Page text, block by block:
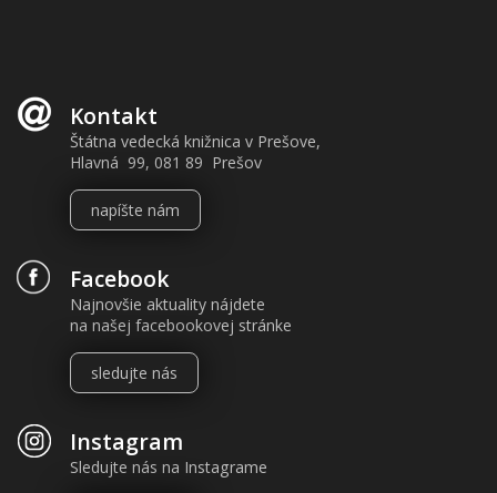
Kontakt
Štátna vedecká knižnica v Prešove,
Hlavná 99, 081 89 Prešov
napíšte nám
Facebook
Najnovšie aktuality nájdete
na našej facebookovej stránke
sledujte nás
Instagram
Sledujte nás na Instagrame